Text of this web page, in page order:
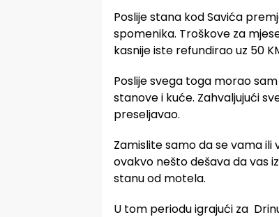
Poslije stana kod Savića
spomenika. Troškove za
kasnije iste refundirao uz 50
Poslije svega toga morao
stanove i kuće. Zahvaljujući
preseljavao.
Zamislite samo da se vama
ovakvo nešto dešava da vas
stanu od motela.
U tom periodu igrajući za